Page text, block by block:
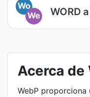
Wo
We
WORD
Acerca de
WebP